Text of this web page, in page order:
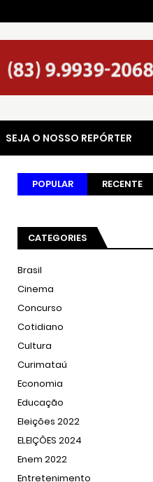
SEJA O NOSSO REPÓRTER
POPULAR RECENTE
CATEGORIES
Brasil
Cinema
Concurso
Cotidiano
Cultura
Curimataú
Economia
Educação
Eleições 2022
ELEIÇÕES 2024
Enem 2022
Entretenimento